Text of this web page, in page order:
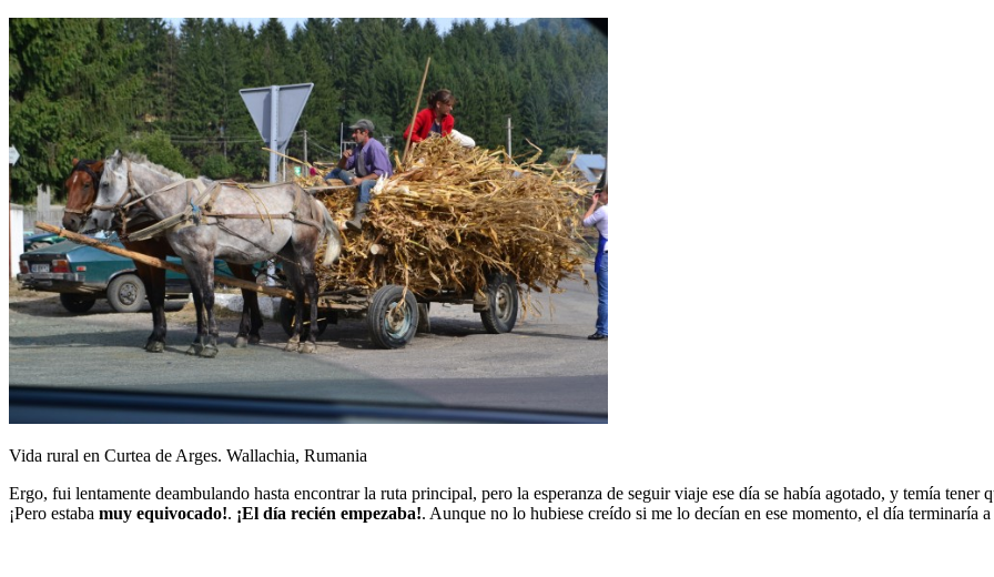
Vida rural en Curtea de Arges. Wallachia, Rumania
Ergo, fui lentamente deambulando hasta encontrar la ruta principal, pero la esperanza de seguir viaje ese día se había agotado, y temía tener
¡Pero estaba muy equivocado!. ¡El día recién empezaba!. Aunque no lo hubiese creído si me lo decían en ese momento, el día terminaría a